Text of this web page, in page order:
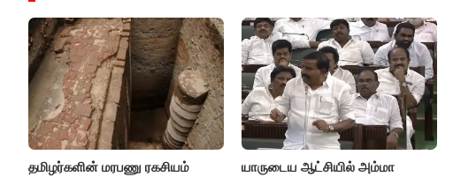
தமிழர்களின் மரபணு ரகசியம்
யாருடைய ஆட்சியில் அம்மா